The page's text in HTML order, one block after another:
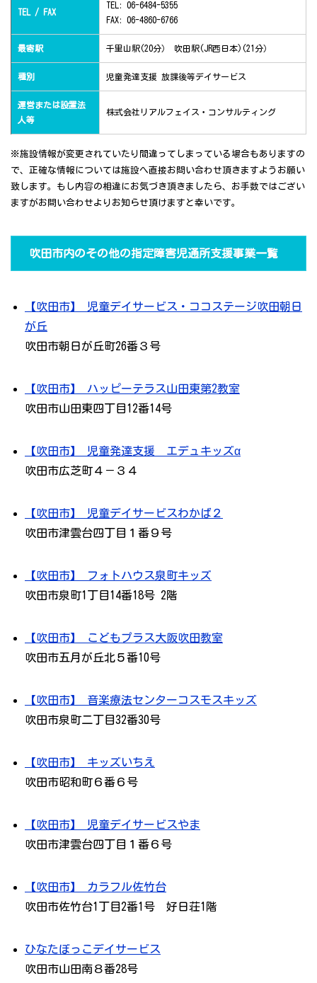
TEL / FAX
TEL: 06-6484-5355
FAX: 06-4860-6766
最寄駅 千里山駅(20分） 吹田駅(JR西日本)(21分）
種別 児童発達支援 放課後等デイサービス
運営または設置法
人等
株式会社リアルフェイス・コンサルティング
※施設情報が変更されていたり間違ってしまっている場合もありますの
で、正確な情報については施設へ直接お問い合わせ頂きますようお願い
致します。もし内容の相違にお気づき頂きましたら、お手数ではござい
ますがお問い合わせよりお知らせ頂けますと幸いです。
吹田市内のその他の指定障害児通所支援事業一覧
【吹田市】 児童デイサービス・ココステージ吹田朝日
が丘
吹田市朝日が丘町26番３号
【吹田市】 ハッピーテラス山田東第2教室
吹田市山田東四丁目12番14号
【吹田市】 児童発達支援 エデュキッズα
吹田市広芝町４－３４
【吹田市】 児童デイサービスわかば２
吹田市津雲台四丁目１番９号
【吹田市】 フォトハウス泉町キッズ
吹田市泉町1丁目14番18号 2階
【吹田市】 こどもプラス大阪吹田教室
吹田市五月が丘北５番10号
【吹田市】 音楽療法センターコスモスキッズ
吹田市泉町二丁目32番30号
【吹田市】 キッズいちえ
吹田市昭和町６番６号
【吹田市】 児童デイサービスやま
吹田市津雲台四丁目１番６号
【吹田市】 カラフル佐竹台
吹田市佐竹台1丁目2番1号 好日荘1階
ひなたぼっこデイサービス
吹田市山田南８番28号